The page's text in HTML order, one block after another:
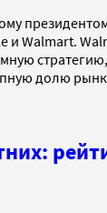
и Walmart.
долю